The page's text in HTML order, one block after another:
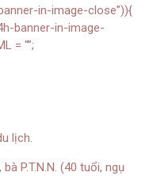
in-image-close”)){
banner-in-image-
= “”;
lịch.
P.T.N.N. (40 tuổi, ngụ